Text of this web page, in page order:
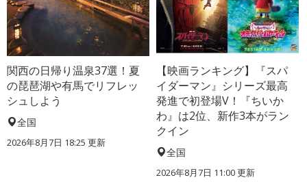
関西の日帰り温泉37選！夏
の琵琶湖や有馬でリフレッ
シュしよう
全国
2026年8月7日 18:25 更新
【映画ランキング】『スパ
イダーマン』シリーズ最高
発進で初登場V！『ちいか
わ』は2位、新作3本がラン
クイン
全国
2026年8月7日 11:00更新